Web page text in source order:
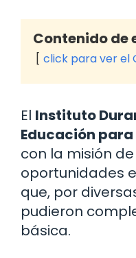
Contenido de
click para ver el
El Instituto
Educación
con la misión
oportunidades
que, por
pudieron
básica.